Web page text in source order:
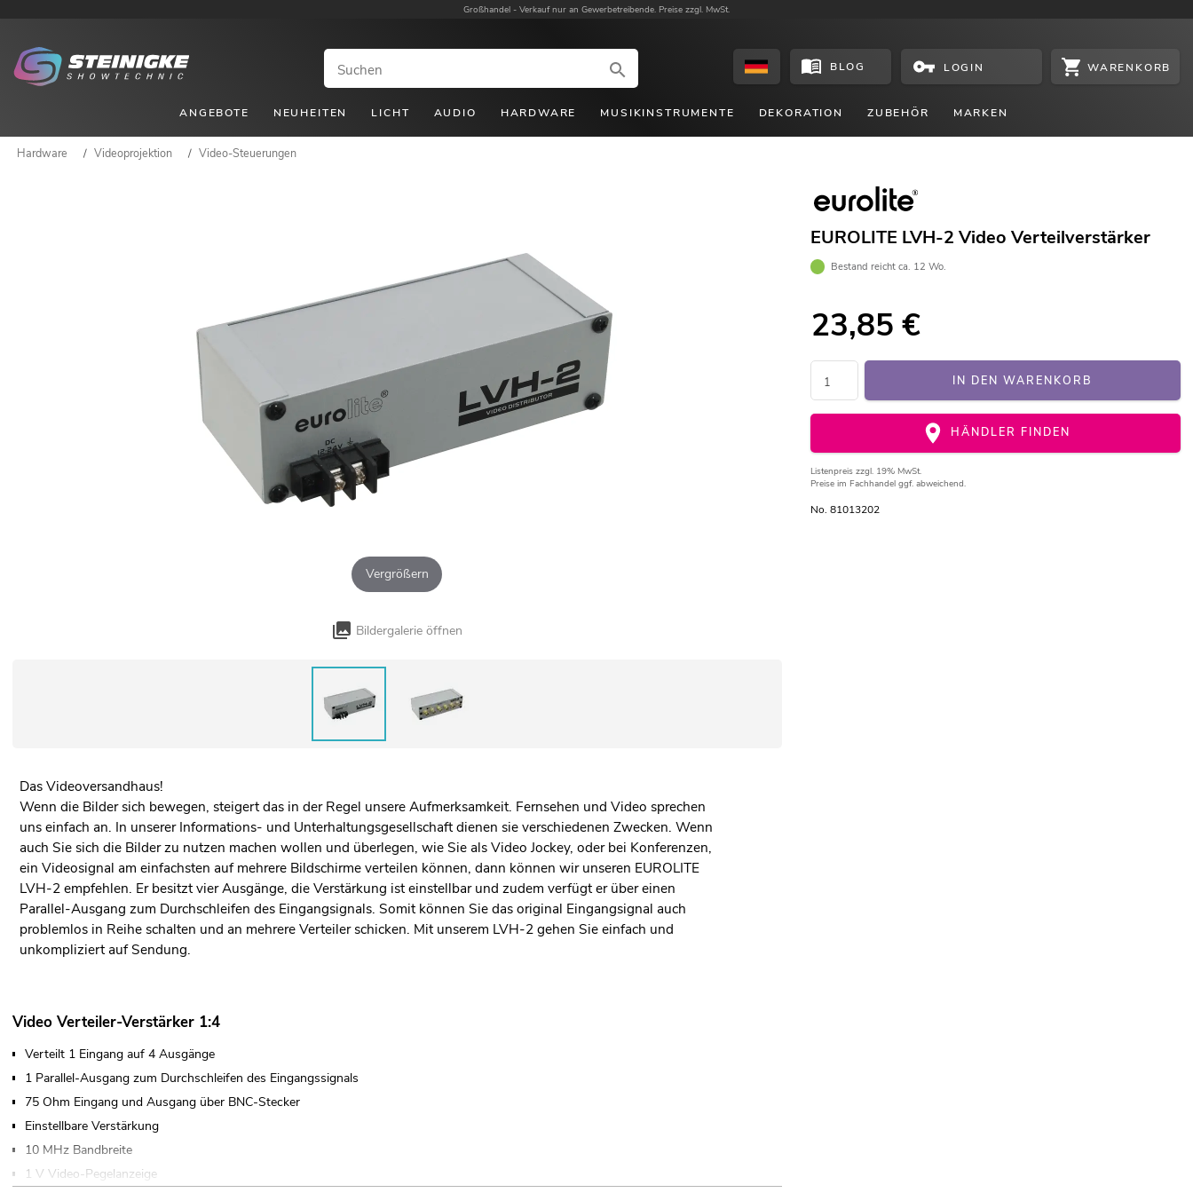
Großhandel - Verkauf nur an Gewerbetreibende. Preise zzgl. MwSt.
BLOG LOGIN WARENKORB
ANGEBOTE NEUHEITEN LICHT AUDIO HARDWARE MUSIKINSTRUMENTE DEKORATION ZUBEHÖR MARKEN
Hardware / Videoprojektion / Video-Steuerungen
Vergrößern
Bildergalerie öffnen
EUROLITE LVH-2 Video Verteilverstärker
Bestand reicht ca. 12 Wo.
23,85 €
IN DEN WARENKORB
HÄNDLER FINDEN
Listenpreis zzgl. 19% MwSt.
Preise im Fachhandel ggf. abweichend.
No. 81013202
Das Videoversandhaus!
Wenn die Bilder sich bewegen, steigert das in der Regel unsere Aufmerksamkeit. Fernsehen und Video sprechen
uns einfach an. In unserer Informations- und Unterhaltungsgesellschaft dienen sie verschiedenen Zwecken. Wenn
auch Sie sich die Bilder zu nutzen machen wollen und überlegen, wie Sie als Video Jockey, oder bei Konferenzen,
ein Videosignal am einfachsten auf mehrere Bildschirme verteilen können, dann können wir unseren EUROLITE
LVH-2 empfehlen. Er besitzt vier Ausgänge, die Verstärkung ist einstellbar und zudem verfügt er über einen
Parallel-Ausgang zum Durchschleifen des Eingangsignals. Somit können Sie das original Eingangsignal auch
problemlos in Reihe schalten und an mehrere Verteiler schicken. Mit unserem LVH-2 gehen Sie einfach und
unkompliziert auf Sendung.
Video Verteiler-Verstärker 1:4
Verteilt 1 Eingang auf 4 Ausgänge
1 Parallel-Ausgang zum Durchschleifen des Eingangssignals
75 Ohm Eingang und Ausgang über BNC-Stecker
Einstellbare Verstärkung
10 MHz Bandbreite
1 V Video-Pegelanzeige